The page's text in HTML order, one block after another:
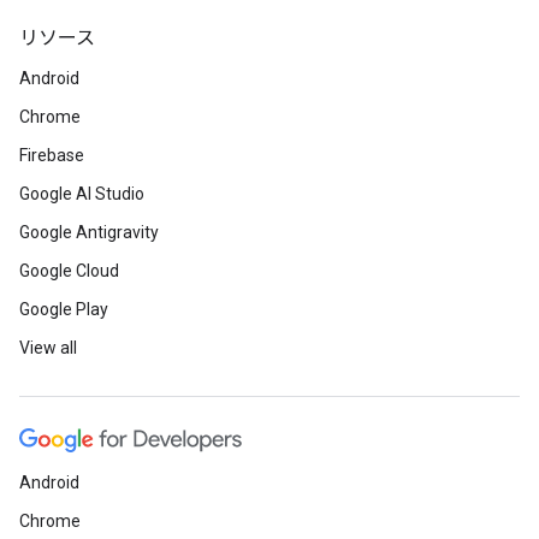
リソース
Android
Chrome
Firebase
Google AI Studio
Google Antigravity
Google Cloud
Google Play
View all
Android
Chrome